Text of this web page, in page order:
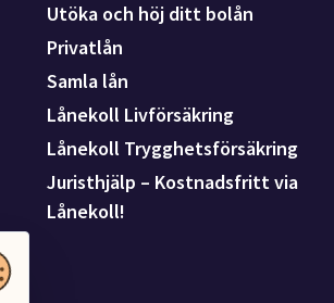
Utöka och höj ditt bolån
Privatlån
Samla lån
Lånekoll Livförsäkring
Lånekoll Trygghetsförsäkring
Juristhjälp – Kostnadsfritt via
Lånekoll!